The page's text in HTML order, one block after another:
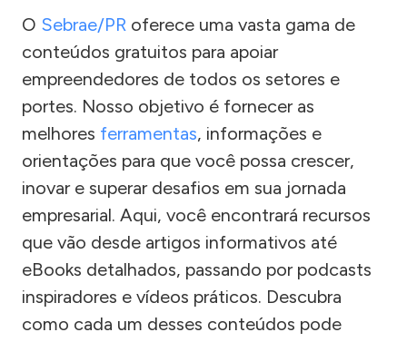
O Sebrae/PR oferece uma vasta gama de
conteúdos gratuitos para apoiar
empreendedores de todos os setores e
portes. Nosso objetivo é fornecer as
melhores ferramentas, informações e
orientações para que você possa crescer,
inovar e superar desafios em sua jornada
empresarial. Aqui, você encontrará recursos
que vão desde artigos informativos até
eBooks detalhados, passando por podcasts
inspiradores e vídeos práticos. Descubra
como cada um desses conteúdos pode